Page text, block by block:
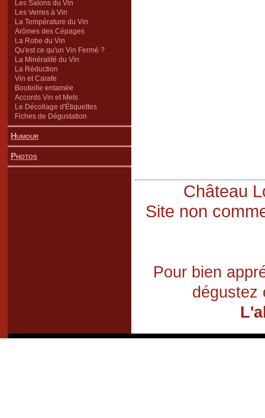
Les Salons du Vin
Les Verres à Vin
La Température du Vin
Arômes des Cépages
La Robe du Vin
Qu'est ce qu'un Vin Fermé ?
La Minéralité du Vin
La Réduction
Vin et Carafe
Bouteille entamée
Accords Vin et Mets
Le Décollage d'Étiquettes
Fiches de Dégustation
Humour
Photos
Château
Site non
Pour bien
dégustez